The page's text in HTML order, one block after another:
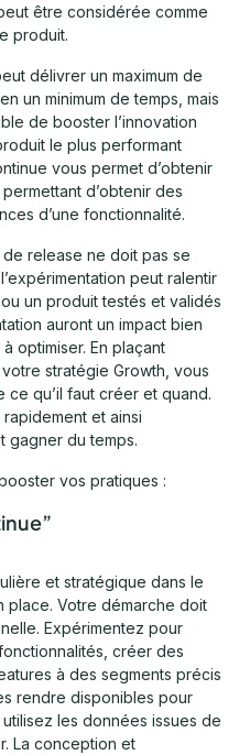
être considérée comme
produit.
délivrer un maximum de
un minimum de temps, mais
de booster l’innovation
le plus performant
vous permet d’obtenir
d’obtenir des
d’une fonctionnalité.
release ne doit pas se
peut ralentir
un produit testés et validés
auront un impact bien
optimiser. En plaçant
stratégie Growth, vous
qu’il faut créer et quand.
et ainsi
gagner du temps.
vos pratiques :
et stratégique dans le
Votre démarche doit
Expérimentez pour
créer des
à des segments précis
rendre disponibles pour
les données issues de
La conception et